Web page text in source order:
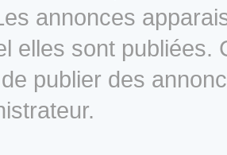
annonces
elles sont publiées.
publier des